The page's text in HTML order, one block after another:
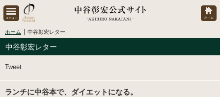
ホーム 中谷彰宏レター
中谷彰宏レター
Tweet
ランチに中谷本で、ダイエットになる。